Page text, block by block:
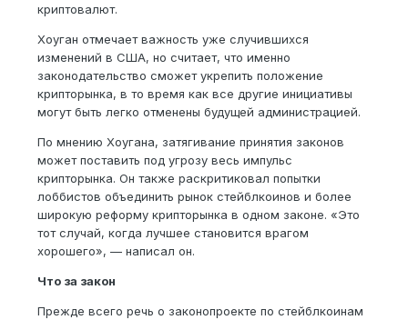
криптовалют.
Хоуган отмечает важность уже случившихся
изменений в США, но считает, что именно
законодательство сможет укрепить положение
крипторынка, в то время как все другие инициативы
могут быть легко отменены будущей администрацией.
По мнению Хоугана, затягивание принятия законов
может поставить под угрозу весь импульс
крипторынка. Он также раскритиковал попытки
лоббистов объединить рынок стейблкоинов и более
широкую реформу крипторынка в одном законе. «Это
тот случай, когда лучшее становится врагом
хорошего», — написал он.
Что за закон
Прежде всего речь о законопроекте по стейблкоинам